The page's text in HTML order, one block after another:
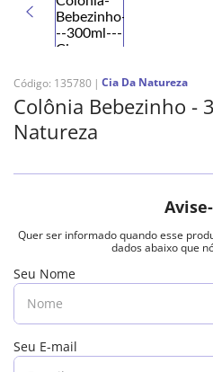
Código: 135780 Cia Da Natureza
Colônia Bebezinho -
Natureza